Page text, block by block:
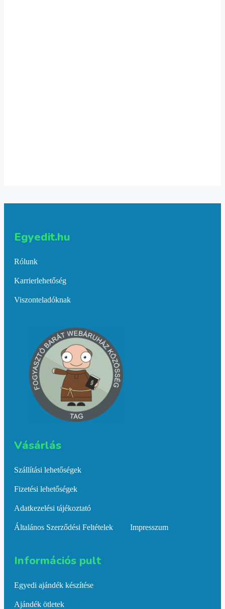
Egyedit.hu
Rólunk
Karrierlehetőség
Viszonteladóknak
Vásárlás​
Szállítási lehetőségek
Fizetési lehetőségek
Adatkezelési tájékoztató
Általános Szerződési Feltételek Impresszum
Információs pult​
Egyedi ajándék készítése
Ajándék ötletek